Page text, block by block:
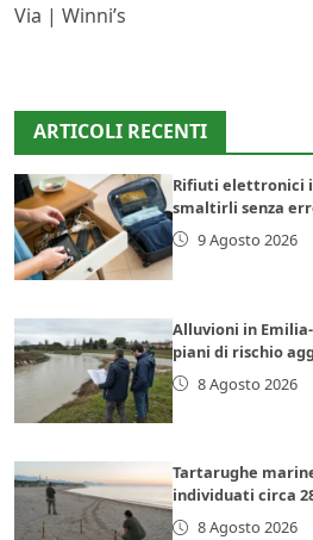
Via | Winni’s
ARTICOLI RECENTI
Rifiuti elettronici
smaltirli senza
9 Agosto 2026
Alluvioni in
piani di rischio
8 Agosto 2026
Tartarughe
individuati circa
8 Agosto 2026